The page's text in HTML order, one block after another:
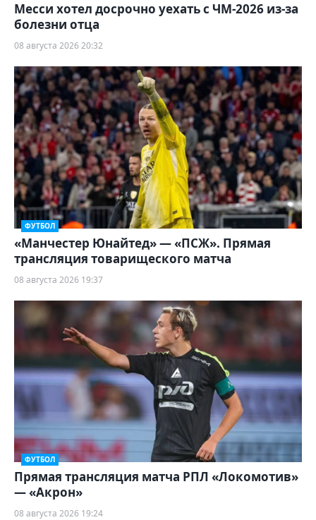
Месси хотел досрочно уехать с ЧМ-2026 из-за
болезни отца
08 августа 2026 20:32
ФУТБОЛ
«Манчестер Юнайтед» — «ПСЖ». Прямая
трансляция товарищеского матча
08 августа 2026 19:37
ФУТБОЛ
Прямая трансляция матча РПЛ «Локомотив»
— «Акрон»
08 августа 2026 19:24